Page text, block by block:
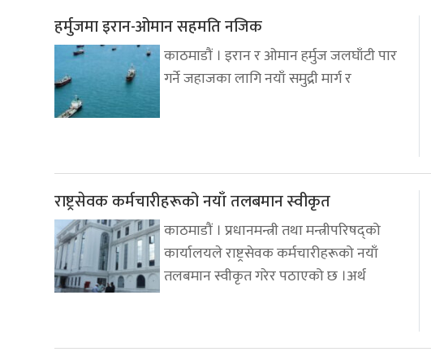
हर्मुजमा इरान-ओमान सहमति नजिक
काठमाडौं । इरान र ओमान हर्मुज जलघाँटी पार
गर्ने जहाजका लागि नयाँ समुद्री मार्ग र
राष्ट्रसेवक कर्मचारीहरूको नयाँ तलबमान स्वीकृत
काठमाडौं । प्रधानमन्त्री तथा मन्त्रीपरिषद्को
कार्यालयले राष्ट्रसेवक कर्मचारीहरूको नयाँ
तलबमान स्वीकृत गरेर पठाएको छ ।अर्थ